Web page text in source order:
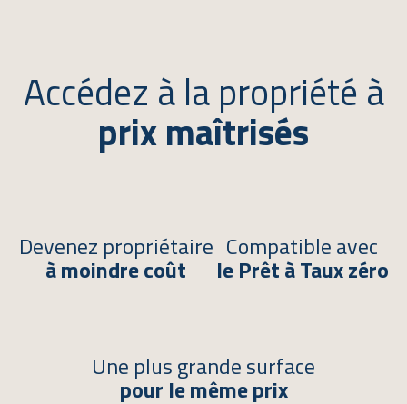
Accédez à la propriété à
prix maîtrisés
Devenez propriétaire
à moindre coût
Compatible avec
le Prêt à Taux zéro
Une plus grande surface
pour le même prix